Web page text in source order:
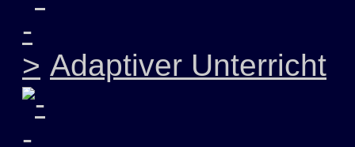
Adaptiver Unterricht